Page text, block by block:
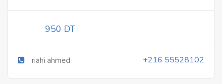
950 DT
riahi ahmed +216 55528102